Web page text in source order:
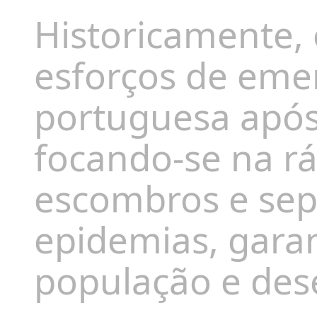
esforços de
portuguesa
focando-se na
escombros e
epidemias,
população e